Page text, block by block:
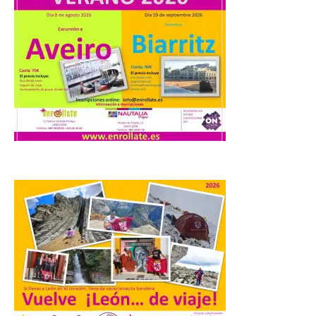
distribuye folletos con la
programación del evento
del eclipse solar que
organiza con la ESA y el
Ayuntamiento
7 Ago 2026
Los materiales ya pueden
León e incluyen, además
del programa del evento, una guía
práctica con recomendaciones
elaboradas por especialistas para
observar el eclipse con seguridad León, 7
de agosto de 2026. La programación […]
Laciana comienza su